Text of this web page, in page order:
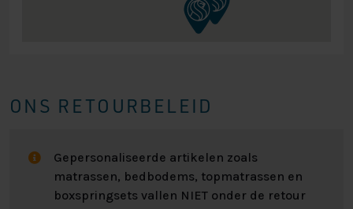
ONS RETOURBELEID
Gepersonaliseerde artikelen zoals
matrassen, bedbodems, topmatrassen en
boxspringsets vallen NIET onder de retour